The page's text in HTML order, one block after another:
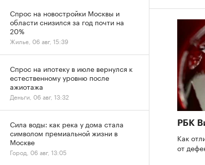
РБК
Как
от
Спрос на новостройки Москвы и
области снизился за год почти на
20%
Жилье, 06 авг, 15:39
Спрос на ипотеку в июле вернулся к
естественному уровню после
ажиотажа
Деньги, 06 авг, 13:32
Сила воды: как река у дома стала
символом премиальной жизни в
Москве
Город, 06 авг, 13:05